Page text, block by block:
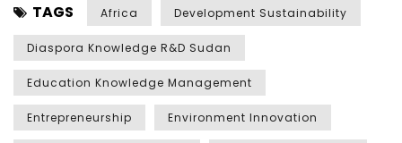
TAGS Africa Development Sustainability
Diaspora Knowledge R&D Sudan
Education Knowledge Management
Entrepreneurship Environment Innovation